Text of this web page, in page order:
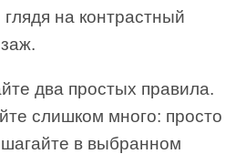
на контрастный
два простых правила.
слишком много: просто
в выбранном